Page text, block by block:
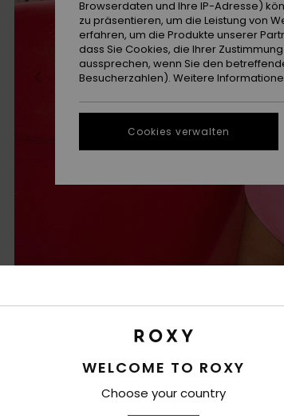
WELCOME TO ROXY
Choose your country
Browserdaten und Ihre IP-Adresse)
zu präsentieren, um die Leistung von
erfahren, um die Produkte unserer
dass Sie Cookies, die Ihrer
aussprechen, wenn Sie den
Besucherzahlen). Weitere
Cookies verwalten